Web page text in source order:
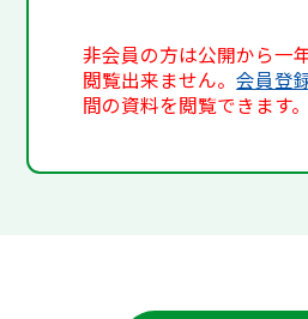
非会員の方は公開から一
閲覧出来ません。会員登
間の資料を閲覧できます。